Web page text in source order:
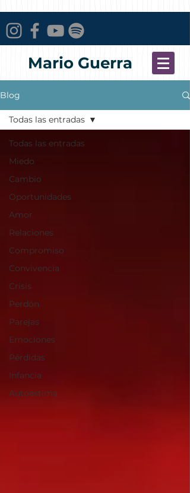
Mario Guerra
Blog
Todas las entradas
Miedo
Cambio
Oportunidades
Amor
Relaciones
Compromiso
Convivencia
Crisis
Perdón
Parejas
Emociones
Pérdidas
Infancia
Autoestima
Todas las entradas